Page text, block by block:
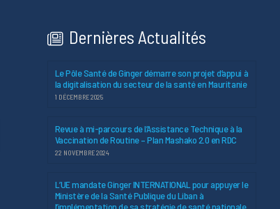
Dernières Actualités
Le Pôle Santé de Ginger démarre son projet d’appui à
la digitalisation du secteur de la santé en Mauritanie
1 DÉCEMBRE 2025
Revue à mi-parcours de l’Assistance Technique à la
Vaccination de Routine – Plan Mashako 2.0 en RDC
22 NOVEMBRE 2024
L’UE mandate Ginger INTERNATIONAL pour appuyer le
Ministère de la Santé Publique du Liban à